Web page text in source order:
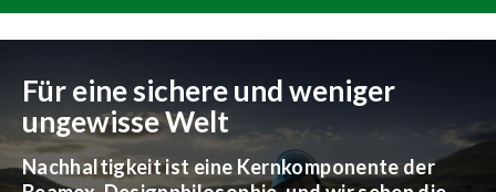
Für eine sichere und weniger
ungewisse Welt
Nachhaltigkeit ist eine Kernkomponente der